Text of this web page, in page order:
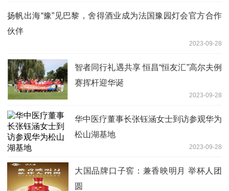
扬帆出海“豫”见巴黎，舍得酒业成为法国豫园灯会官方合作
伙伴
2023-09-28
智者同行礼遇共享 恒昌“恒友汇”高尔夫例
赛挥杆迎华诞
2023-09-28
华中医疗董事长张钰涵女士到访参观华为
松山湖基地
2023-09-28
大国品牌口子窖：兼香映明月 举杯人团
圆